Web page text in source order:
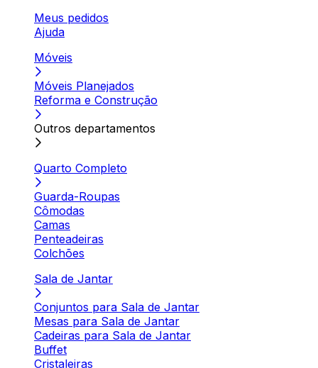
Meus pedidos
Ajuda
Móveis
Móveis Planejados
Reforma e Construção
Outros departamentos
Quarto Completo
Guarda-Roupas
Cômodas
Camas
Penteadeiras
Colchões
Sala de Jantar
Conjuntos para Sala de Jantar
Mesas para Sala de Jantar
Cadeiras para Sala de Jantar
Buffet
Cristaleiras